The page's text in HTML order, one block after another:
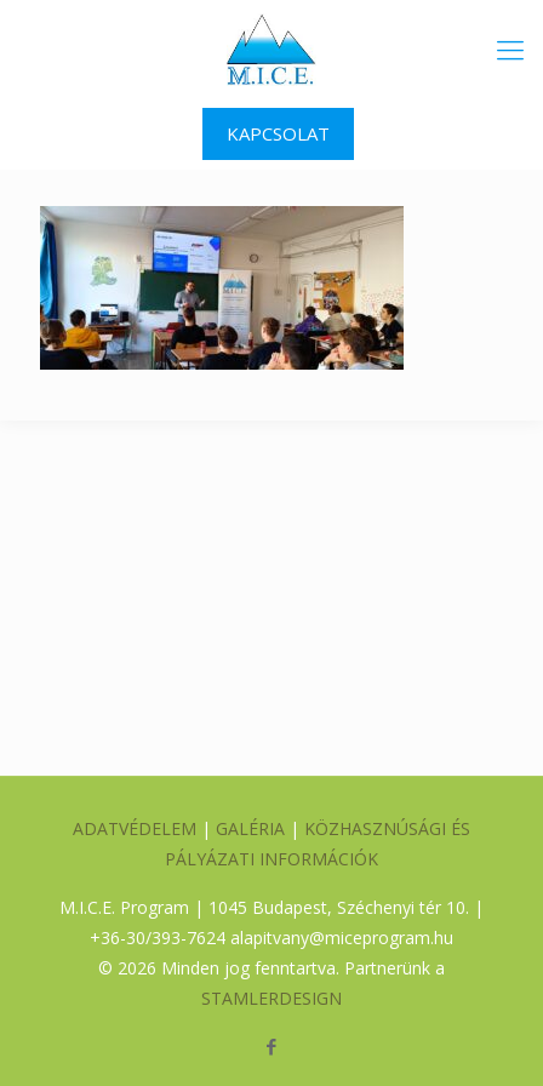
KAPCSOLAT
ADATVÉDELEM | GALÉRIA | KÖZHASZNÚSÁGI ÉS
PÁLYÁZATI INFORMÁCIÓK
M.I.C.E. Program | 1045 Budapest, Széchenyi tér 10. |
+36-30/393-7624 alapitvany@miceprogram.hu
© 2026 Minden jog fenntartva. Partnerünk a
STAMLERDESIGN